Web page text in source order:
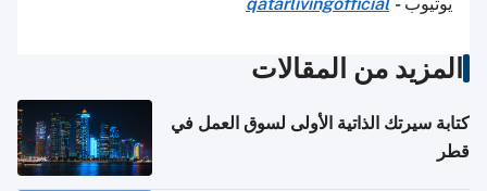
المزيد من المقالات
كتابة سيرتك الذاتية الأولى لسوق العمل في
قطر